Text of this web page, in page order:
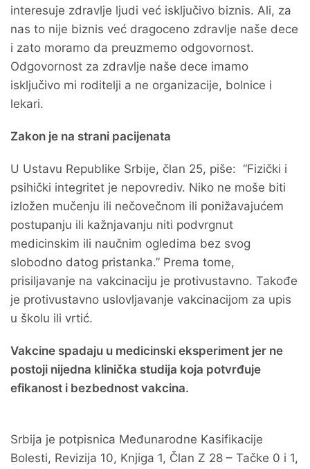
interesuje zdravlje ljudi već isključivo biznis. Ali, za
nas to nije biznis već dragoceno zdravlje naše dece
i zato moramo da preuzmemo odgovornost.
Odgovornost za zdravlje naše dece imamo
isključivo mi roditelji a ne organizacije, bolnice i
lekari.
Zakon je na strani pacijenata
U Ustavu Republike Srbije, član 25, piše: “Fizički i
psihički integritet je nepovrediv. Niko ne moše biti
izložen mučenju ili nečovečnom ili ponižavajućem
postupanju ili kažnjavanju niti podvrgnut
medicinskim ili naučnim ogledima bez svog
slobodno datog pristanka.” Prema tome,
prisiljavanje na vakcinaciju je protivustavno. Takođe
je protivustavno uslovljavanje vakcinacijom za upis
u školu ili vrtić.
Vakcine spadaju u medicinski eksperiment jer ne
postoji nijedna klinička studija koja potvrđuje
efikanost i bezbednost vakcina.
Srbija je potpisnica Međunarodne Kasifikacije
Bolesti, Revizija 10, Knjiga 1, Član Z 28 – Tačke 0 i 1,